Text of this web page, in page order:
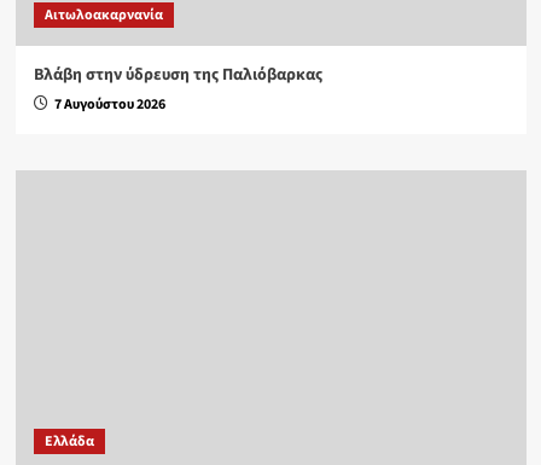
Αιτωλοακαρνανία
Βλάβη στην ύδρευση της Παλιόβαρκας
7 Αυγούστου 2026
Ελλάδα